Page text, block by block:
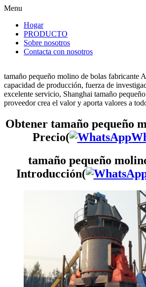
Menu
Hogar
PRODUCTO
Sobre nosotros
Contacta con nosotros
tamaño pequeño molino de bolas fabricante
capacidad de producción, fuerza de
excelente servicio, Shanghai tamaño
proveedor crea el valor y aporta valores a
Obtener tamaño pequeño
Precio(
tamaño pequeño
Introducción(